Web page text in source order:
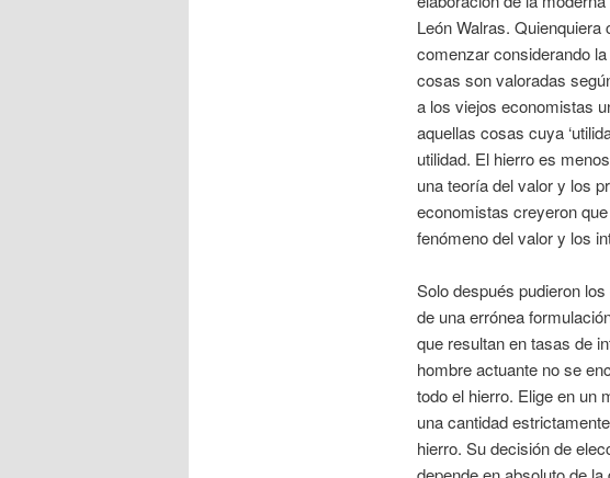
León Walras.
comenzar considerando
cosas son valoradas
a los viejos economistas
aquellas cosas cuya
utilidad. El hierro es
una teoría del valor y los
economistas creyeron
fenómeno del valor y los
Solo después pudieron
de una errónea
que resultan en tasas de
hombre actuante no se
todo el hierro. Elige en un
una cantidad
hierro. Su decisión de